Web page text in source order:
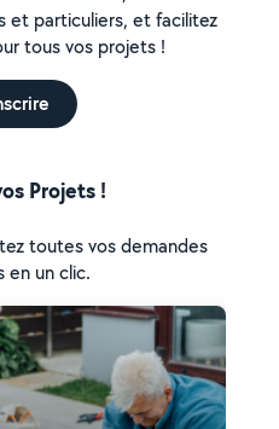
et particuliers, et facilitez
tous vos projets !
Projets !
toutes vos demandes
en un clic.